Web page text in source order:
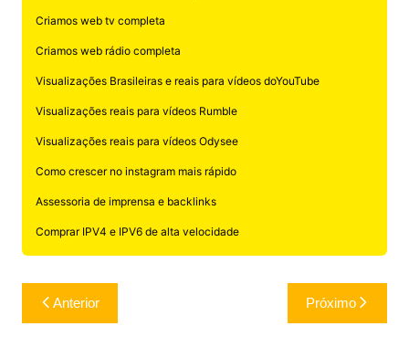
Criamos web tv completa
Criamos web rádio completa
Visualizações Brasileiras e reais para vídeos doYouTube
Visualizações reais para vídeos Rumble
Visualizações reais para vídeos Odysee
Como crescer no instagram mais rápido
Assessoria de imprensa e backlinks
Comprar IPV4 e IPV6 de alta velocidade
Navegação
de
Anterior Próximo